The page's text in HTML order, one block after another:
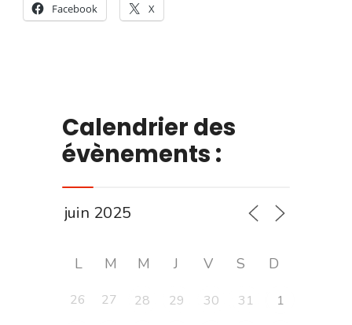
Facebook X
Calendrier des
évènements :
L M M J V S D
26 27 28 29 30 31
1